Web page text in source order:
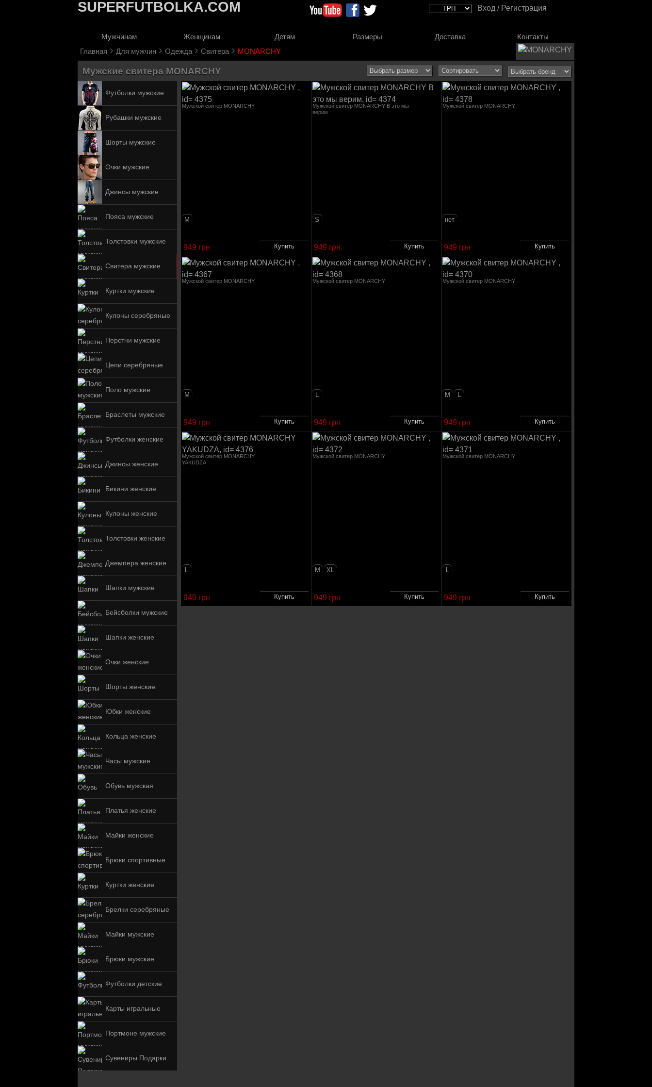
SUPERFUTBOLKA.COM Вход / Регистрация
Размеры Доставка Контакты
Мужчинам Женщинам
Детям
Главная › Для мужчин › Одежда › Свитера › MONARCHY
Футболки мужские
Рубашки мужские
Шорты мужские
Очки мужские
Джинсы мужские
Пояса мужские
Толстовки мужские
Свитера мужские
Куртки мужские
Кулоны серебряные
Перстни мужские
Цепи серебряные
Поло мужские
Браслеты мужские
Футболки женские
Джинсы женские
Бикини женские
Кулоны женские
Толстовки женские
Джемпера женские
Шапки мужские
Бейсболки мужские
Шапки женские
Очки женские
Шорты женские
Юбки женские
Кольца женские
Часы мужские
Обувь мужская
Платья женские
Майки женские
Брюки спортивные
Куртки женские
Брелки серебряные
Майки мужские
Брюки мужские
Футболки детские
Карты игральные
Портмоне мужские
Сувениры Подарки
Мужские свитера MONARCHY
Мужской свитер MONARCHY
нет
949 грн
Мужской свитер MONARCHY В это мы
верим
S
949 грн
Мужской свитер MONARCHY
M
949 грн
Мужской свитер MONARCHY
M L
949 грн
Мужской свитер MONARCHY
L
949 грн
Мужской свитер MONARCHY
M
949 грн
Мужской свитер MONARCHY
L
949 грн
Мужской свитер MONARCHY
M XL
949 грн
Мужской свитер MONARCHY
YAKUDZA
L
949 грн